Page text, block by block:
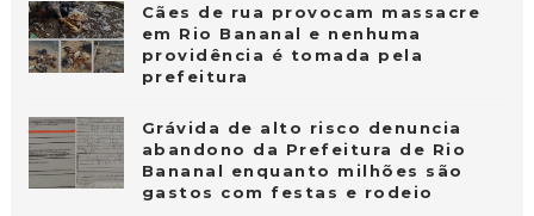
Cães de rua provocam massacre
em Rio Bananal e nenhuma
providência é tomada pela
prefeitura
Grávida de alto risco denuncia
abandono da Prefeitura de Rio
Bananal enquanto milhões são
gastos com festas e rodeio